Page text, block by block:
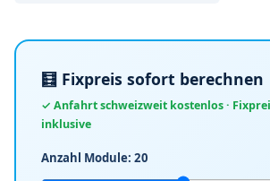
🧮 Fixpreis sofort berechnen
✓ Anfahrt schweizweit kostenlos ·
inklusive
Anzahl Module: 20